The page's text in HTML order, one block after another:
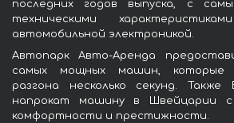
последних годов выпуска, с
техническими
автомобильной электроникой.
Автопарк Авто-Аренда
самых мощных машин, которые
разгона несколько секунд.
напрокат машину в Швейцарии с
комфортности и престижности.